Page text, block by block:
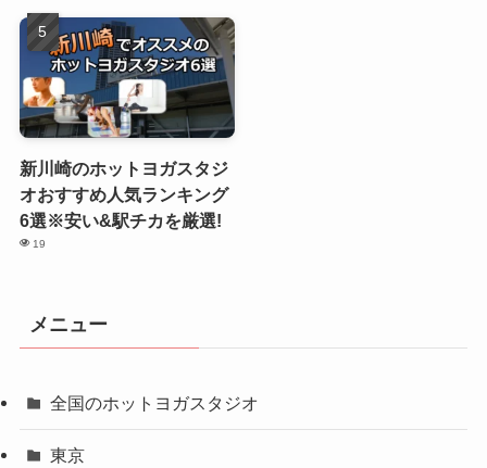
新川崎のホットヨガスタジ
オおすすめ人気ランキング
6選※安い&駅チカを厳選!
19
メニュー
全国のホットヨガスタジオ
東京